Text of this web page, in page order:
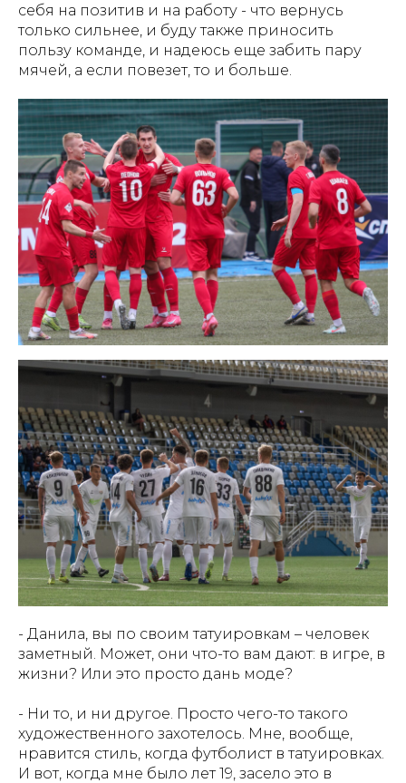
себя на позитив и на работу - что вернусь
только сильнее, и буду также приносить
пользу команде, и надеюсь еще забить пару
мячей, а если повезет, то и больше.
- Данила, вы по своим татуировкам – человек
заметный. Может, они что-то вам дают: в игре, в
жизни? Или это просто дань моде?
- Ни то, и ни другое. Просто чего-то такого
художественного захотелось. Мне, вообще,
нравится стиль, когда футболист в татуировках.
И вот, когда мне было лет 19, засело это в